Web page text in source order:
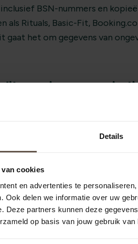
Details
cookies
en advertenties te
Ook delen we informatie over uw
Deze partners kunnen deze
op basis van jouw gebruik van
BSN-nummers en
als Rituals, Basic-Fit,
gaat het om gegevens van
voor jouw
nog steeds maken,
Maar de incidenten laten iets
leveranciers en data.
je gebruikt
je bewaart
actief staat
je bent van externe platforms